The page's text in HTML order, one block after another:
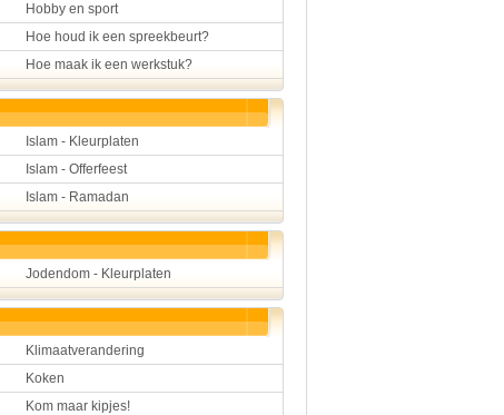
Hobby en sport
Hoe houd ik een spreekbeurt?
Hoe maak ik een werkstuk?
Islam - Kleurplaten
Islam - Offerfeest
Islam - Ramadan
Jodendom - Kleurplaten
Klimaatverandering
Koken
Kom maar kipjes!